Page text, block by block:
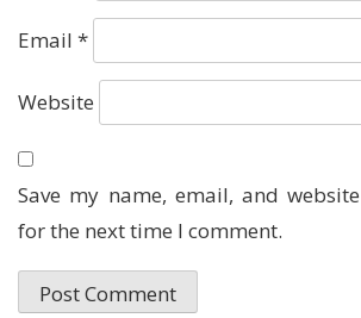
Email *
Website
Save my name, email, and
for the next time I comment.